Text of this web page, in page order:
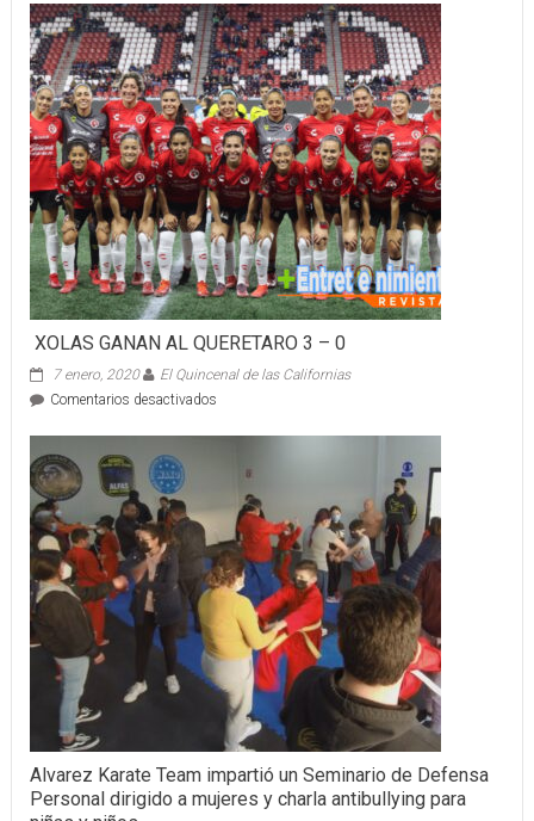
&
D
SUPERO
9
–
5
A
LAS
JAYS
JR
XOLAS GANAN AL QUERETARO 3 – 0
7 enero, 2020
El Quincenal de las Californias
Comentarios desactivadosen
0
Alvarez Karate Team impartió un Seminario de Defensa
Personal dirigido a mujeres y charla antibullying para